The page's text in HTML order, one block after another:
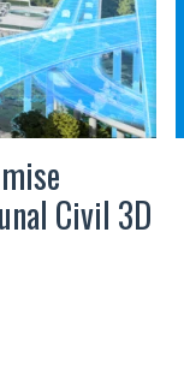
Civil 3D